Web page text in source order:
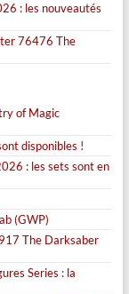
: les nouveautés
76476 The
of Magic
disponibles !
: les sets sont en
(GWP)
The Darksaber
Series : la